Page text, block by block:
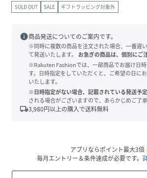
SOLD OUT SALE ギフトラッピング対象外
info商品発送についてのご案内です。
※同時に複数の商品を注文された場合、一番遅
て発送いたします。
お急ぎの商品は、個別にご
※Rakuten Fashionでは、一部商品でお届け日
す。日時指定をしていただくと、ご希望の日に
いたします。
※日時指定がない場合、記載されている発送予
される場合がございますので、あらかじめご了承
local_shipping3,980円以上の購入で送料無料
アプリならポイント最大3倍
毎月エントリー＆条件達成が必要です。